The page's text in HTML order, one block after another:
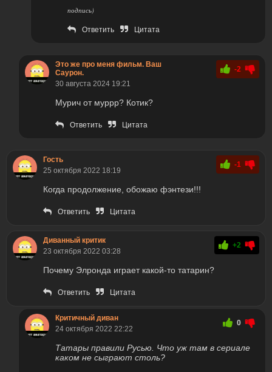
подпись)
Ответить Цитата
Это же про меня фильм. Ваш
Саурон.
30 августа 2024 19:21
-2
Мурич от муррр? Котик?
Ответить Цитата
Гость
25 октября 2022 18:19
-1
Когда продолжение, обожаю фэнтези!!!
Ответить Цитата
Диванный критик
23 октября 2022 03:28
+2
Почему Элронда играет какой-то татарин?
Ответить Цитата
Критичный диван
24 октября 2022 22:22
0
Татары правили Русью. Что уж там в сериале
каком не сыграют столь?